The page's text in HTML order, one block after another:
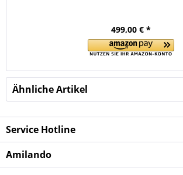
499,00 € *
Ähnliche Artikel
Service Hotline
Amilando